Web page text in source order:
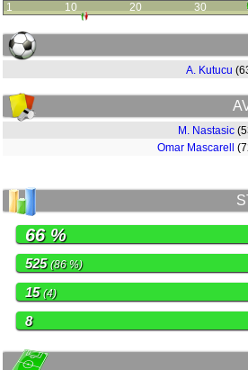
1 10 20 30
A. Kutucu
M. Nastasic
Omar Mascarell
66 %
525(86 %)
15(4)
8